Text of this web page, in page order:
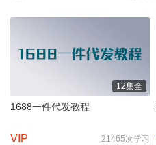
12集全
1688一件代发教程
VIP 21465次学习